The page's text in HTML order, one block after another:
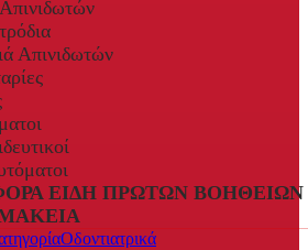
Απινιδωτών
ΕΊΔΗ ΠΡΏΤΩΝ ΒΟΗΘΕΙΏΝ
Οδοντιατρικά